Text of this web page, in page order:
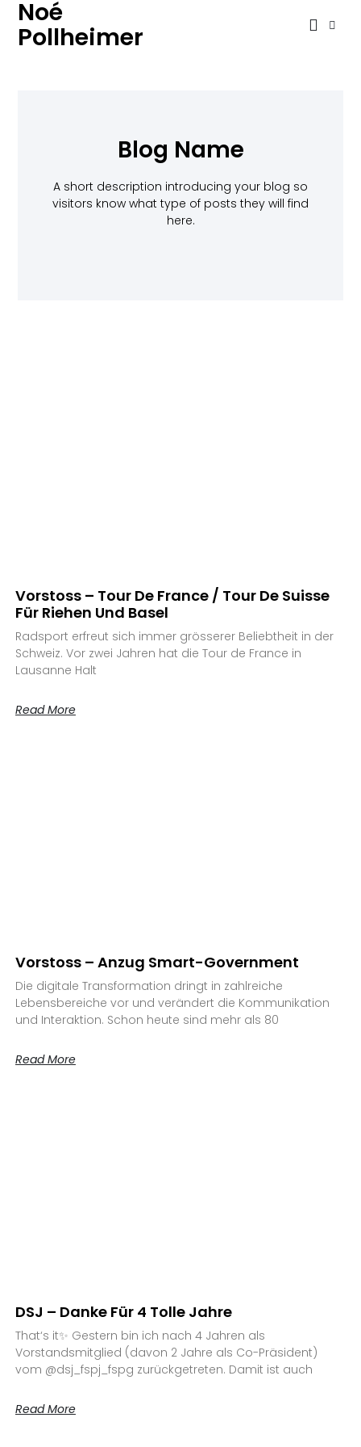
Noé
Pollheimer
Blog Name
A short description introducing your blog so
visitors know what type of posts they will find
here.
Vorstoss – Tour De France / Tour De Suisse
Für Riehen Und Basel
Radsport erfreut sich immer grösserer Beliebtheit in der
Schweiz. Vor zwei Jahren hat die Tour de France in
Lausanne Halt
Read More
Vorstoss – Anzug Smart-Government
Die digitale Transformation dringt in zahlreiche
Lebensbereiche vor und verändert die Kommunikation
und Interaktion. Schon heute sind mehr als 80
Read More
DSJ – Danke Für 4 Tolle Jahre
That‘s it✨ Gestern bin ich nach 4 Jahren als
Vorstandsmitglied (davon 2 Jahre als Co-Präsident)
vom @dsj_fspj_fspg zurückgetreten. Damit ist auch
Read More